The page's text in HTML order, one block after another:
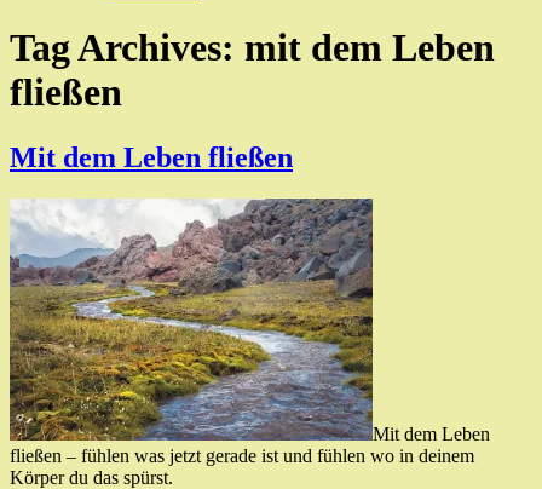
Tag Archives: mit dem Leben
fließen
Mit dem Leben fließen
Mit dem Leben
fließen – fühlen was jetzt gerade ist und fühlen wo in deinem
Körper du das spürst.